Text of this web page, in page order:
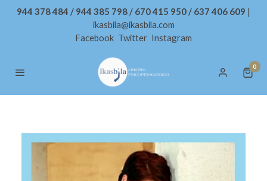
944 378 484 / 944 385 798 / 670 415 950 / 637 406 609 |
ikasbila@ikasbila.com
Facebook Twitter Instagram
0